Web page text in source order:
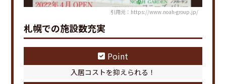
引用元：https://www.noah-group.jp/
札幌での施設数充実
Point
入居コストを抑えられる！